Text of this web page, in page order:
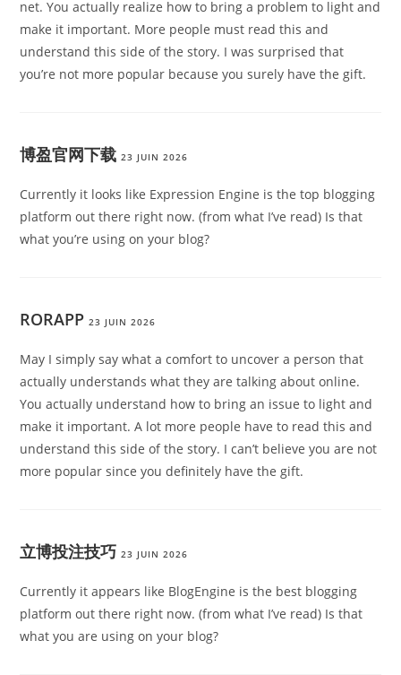
net. You actually realize how to bring a problem to light and
make it important. More people must read this and
understand this side of the story. I was surprised that
you’re not more popular because you surely have the gift.
博盈官网下载 23 JUIN 2026
Currently it looks like Expression Engine is the top blogging
platform out there right now. (from what I’ve read) Is that
what you’re using on your blog?
RORAPP 23 JUIN 2026
May I simply say what a comfort to uncover a person that
actually understands what they are talking about online.
You actually understand how to bring an issue to light and
make it important. A lot more people have to read this and
understand this side of the story. I can’t believe you are not
more popular since you definitely have the gift.
立博投注技巧 23 JUIN 2026
Currently it appears like BlogEngine is the best blogging
platform out there right now. (from what I’ve read) Is that
what you are using on your blog?